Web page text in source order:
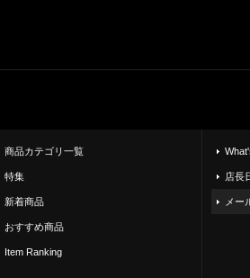
商品カテゴリ一覧
特集
新着商品
おすすめ商品
Item Ranking
店長
メー